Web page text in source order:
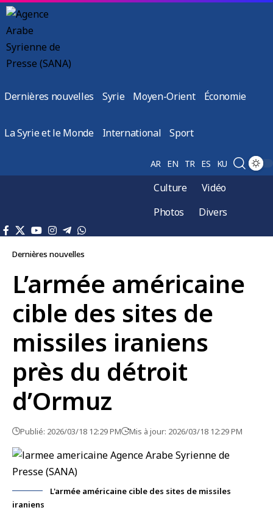
Dernières nouvelles Syrie Moyen-Orient Économie
La Syrie et le Monde International Sport
AR EN TR ES KU
Culture
Vidéo
Photos
Divers
Dernières nouvelles
L’armée américaine
cible des sites de
missiles iraniens
près du détroit
d’Ormuz
Publié: 2026/03/18 12:29 PM Mis à jour: 2026/03/18 12:29 PM
L'armée américaine cible des sites de missiles
iraniens